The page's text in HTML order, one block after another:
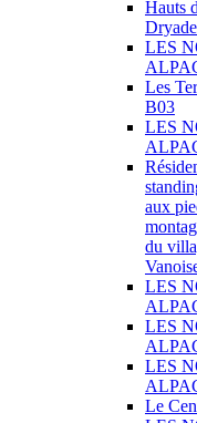
Hauts
LES
Les
B03
LES
aux
du
LES
LES
LES
Le